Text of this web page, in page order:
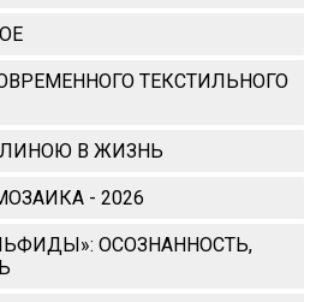
ТЕКСТИЛЬНОГО
В ЖИЗНЬ
- 2026
ОСОЗНАННОСТЬ,